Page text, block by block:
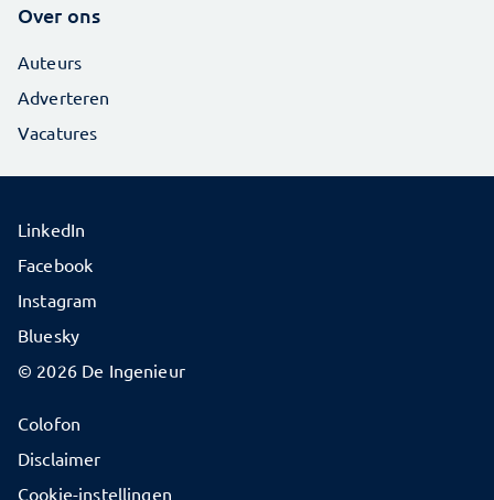
Over ons
Auteurs
Adverteren
Vacatures
© 2026 De Ingenieur
Colofon
Disclaimer
Cookie-instellingen
LinkedIn
Facebook
Instagram
Bluesky